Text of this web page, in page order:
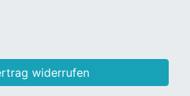
widerrufen